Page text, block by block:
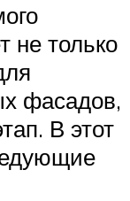
не только
фасадов,
В этот